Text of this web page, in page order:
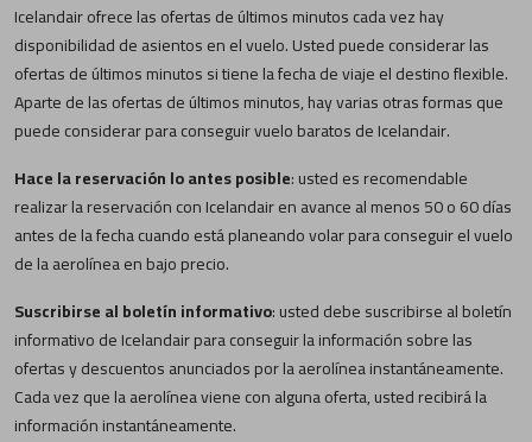
Icelandair ofrece las ofertas de últimos minutos cada vez hay
disponibilidad de asientos en el vuelo. Usted puede considerar las
ofertas de últimos minutos si tiene la fecha de viaje el destino flexible.
Aparte de las ofertas de últimos minutos, hay varias otras formas que
puede considerar para conseguir vuelo baratos de Icelandair.
Hace la reservación lo antes posible: usted es recomendable
realizar la reservación con Icelandair en avance al menos 50 o 60 días
antes de la fecha cuando está planeando volar para conseguir el vuelo
de la aerolínea en bajo precio.
Suscribirse al boletín informativo: usted debe suscribirse al boletín
informativo de Icelandair para conseguir la información sobre las
ofertas y descuentos anunciados por la aerolínea instantáneamente.
Cada vez que la aerolínea viene con alguna oferta, usted recibirá la
información instantáneamente.